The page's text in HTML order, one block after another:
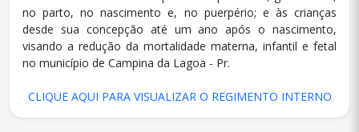
no parto, no nascimento e, no puerpério; e às crianças
desde sua concepção até um ano após o nascimento,
visando a redução da mortalidade materna, infantil e fetal
no município de Campina da Lagoa - Pr.
CLIQUE AQUI PARA VISUALIZAR O REGIMENTO INTERNO